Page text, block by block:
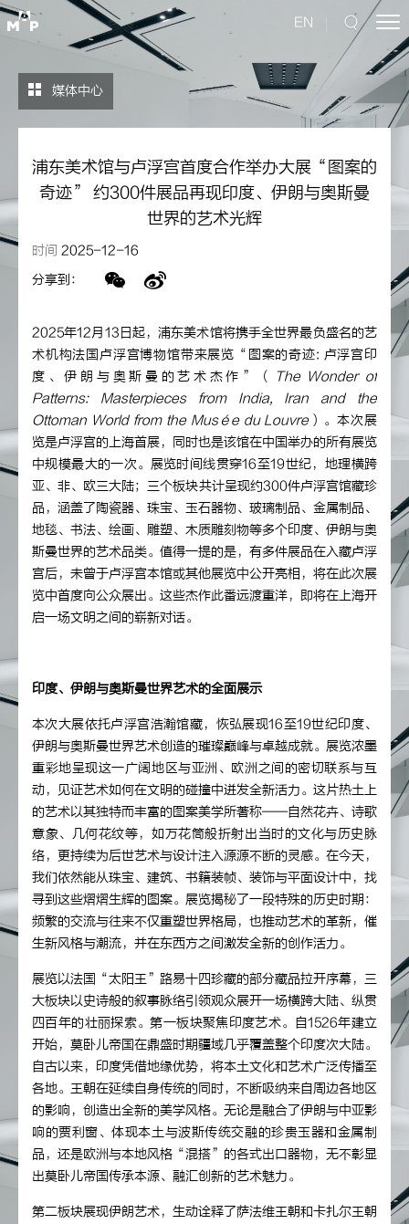
EN
媒体中心
浦东美术馆与卢浮宫首度合作举办大展“图案的
奇迹” 约300件展品再现印度、伊朗与奥斯曼
世界的艺术光辉
时间 2025-12-16
分享到：
2025年12月13日起，浦东美术馆将携手全世界最负盛名的艺
术机构法国卢浮宫博物馆带来展览“图案的奇迹: 卢浮宫印
度、伊朗与奥斯曼的艺术杰作”（
The Wonder of
Patterns: Masterpieces from India, Iran and the
Ottoman World from the Musée du Louvre）。本次展
览是卢浮宫的上海首展，同时也是该馆在中国举办的所有展览
中规模最大的一次。展览时间线贯穿16至19世纪，地理横跨
亚、非、欧三大陆；三个板块共计呈现约300件卢浮宫馆藏珍
品，涵盖了陶瓷器、珠宝、玉石器物、玻璃制品、金属制品、
地毯、书法、绘画、雕塑、木质雕刻物等多个印度、伊朗与奥
斯曼世界的艺术品类。值得一提的是，有多件展品在入藏卢浮
宫后，未曾于卢浮宫本馆或其他展览中公开亮相，将在此次展
览中首度向公众展出。这些杰作此番远渡重洋，即将在上海开
启一场文明之间的崭新对话。
印度、伊朗与奥斯曼世界艺术的全面展示
本次大展依托卢浮宫浩瀚馆藏，恢弘展现16至19世纪印度、
伊朗与奥斯曼世界艺术创造的璀璨巅峰与卓越成就。展览浓墨
重彩地呈现这一广阔地区与亚洲、欧洲之间的密切联系与互
动，见证艺术如何在文明的碰撞中迸发全新活力。这片热土上
的艺术以其独特而丰富的图案美学所著称——自然花卉、诗歌
意象、几何花纹等，如万花筒般折射出当时的文化与历史脉
络，更持续为后世艺术与设计注入源源不断的灵感。在今天，
我们依然能从珠宝、建筑、书籍装帧、装饰与平面设计中，找
寻到这些熠熠生辉的图案。展览揭秘了一段特殊的历史时期：
频繁的交流与往来不仅重塑世界格局，也推动艺术的革新，催
生新风格与潮流，并在东西方之间激发全新的创作活力。
展览以法国“太阳王”路易十四珍藏的部分藏品拉开序幕，三
大板块以史诗般的叙事脉络引领观众展开一场横跨大陆、纵贯
四百年的壮丽探索。第一板块聚焦印度艺术。自1526年建立
开始，莫卧儿帝国在鼎盛时期疆域几乎覆盖整个印度次大陆。
自古以来，印度凭借地缘优势，将本土文化和艺术广泛传播至
各地。王朝在延续自身传统的同时，不断吸纳来自周边各地区
的影响，创造出全新的美学风格。无论是融合了伊朗与中亚影
响的贾利窗、体现本土与波斯传统交融的珍贵玉器和金属制
品，还是欧洲与本地风格“混搭”的各式出口器物，无不彰显
出莫卧儿帝国传承本源、融汇创新的艺术魅力。
第二板块展现伊朗艺术，生动诠释了萨法维王朝和卡扎尔王朝